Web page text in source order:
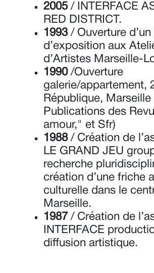
2005/ INTERFACE
RED DISTRICT.
1993/ Ouverture d’un
d’exposition aux
d’Artistes Marseille-
1990/Ouverture
galerie/appartement,
République, Marseille
Publications des
amour," et Sfr)
1988/ Création de
LE GRAND JEU
recherche
création d’une friche
culturelle dans le
Marseille.
1987 / Création de
INTERFACE
diffusion artistique.